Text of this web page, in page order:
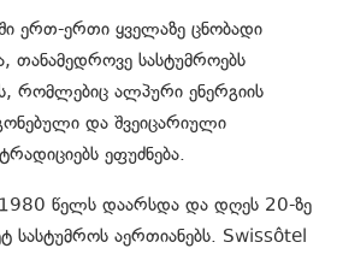
ერთ-ერთი ყველაზე ცნობადი
თანამედროვე სასტუმროებს
რომლებიც ალპური ენერგიის
და შვეიცარიული
ეფუძნება.
წელს დაარსდა და დღეს 20-ზე
სასტუმროს აერთიანებს. Swissôtel